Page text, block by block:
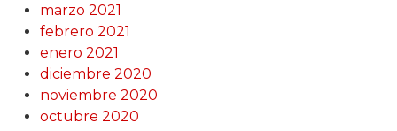
marzo 2021
febrero 2021
enero 2021
diciembre 2020
noviembre 2020
octubre 2020